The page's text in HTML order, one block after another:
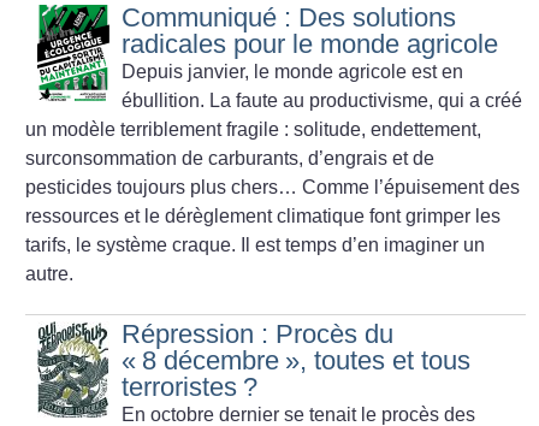
Communiqué : Des solutions
radicales pour le monde agricole
Depuis janvier, le monde agricole est en
ébullition. La faute au productivisme, qui a créé
un modèle terriblement fragile : solitude, endettement,
surconsommation de carburants, d’engrais et de
pesticides toujours plus chers… Comme l’épuisement des
ressources et le dérèglement climatique font grimper les
tarifs, le système craque. Il est temps d’en imaginer un
autre.
Répression : Procès du
« 8 décembre », toutes et tous
terroristes ?
En octobre dernier se tenait le procès des